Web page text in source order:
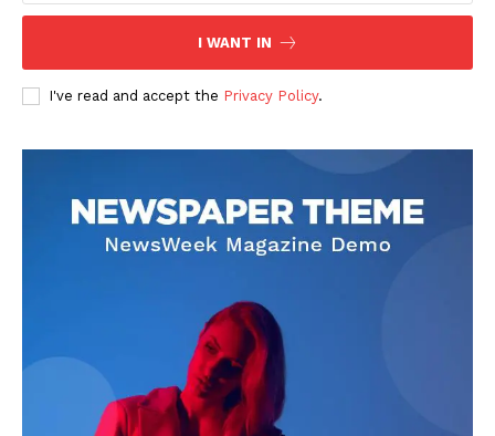
I WANT IN
I've read and accept the Privacy Policy.